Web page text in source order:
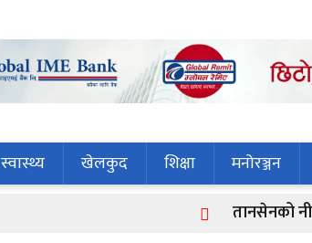
स्वास्थ्य खेलकुद शिक्षा मनोरञ्जन
तानसेनको नीति